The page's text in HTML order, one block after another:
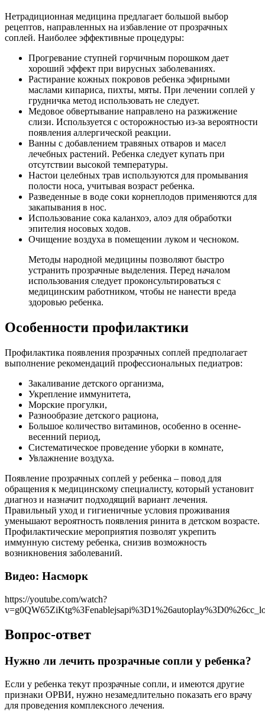
Нетрадиционная медицина предлагает большой выбор
рецептов, направленных на избавление от прозрачных
соплей. Наиболее эффективные процедуры:
Прогревание ступней горчичным порошком дает
хороший эффект при вирусных заболеваниях.
Растирание кожных покровов ребенка эфирными
маслами кипариса, пихты, мяты. При лечении соплей у
грудничка метод использовать не следует.
Медовое обвертывание направлено на разжижение
слизи. Используется с осторожностью из-за вероятности
появления аллергической реакции.
Ванны с добавлением травяных отваров и масел
лечебных растений. Ребенка следует купать при
отсутствии высокой температуры.
Настои целебных трав используются для промывания
полости носа, учитывая возраст ребенка.
Разведенные в воде соки корнеплодов применяются для
закапывания в нос.
Использование сока каланхоэ, алоэ для обработки
эпителия носовых ходов.
Очищение воздуха в помещении луком и чесноком.
Методы народной медицины позволяют быстро
устранить прозрачные выделения. Перед началом
использования следует проконсультироваться с
медицинским работником, чтобы не нанести вреда
здоровью ребенка.
Особенности профилактики
Профилактика появления прозрачных соплей предполагает
выполнение рекомендаций профессиональных педиатров:
Закаливание детского организма,
Укрепление иммунитета,
Морские прогулки,
Разнообразие детского рациона,
Большое количество витаминов, особенно в осенне-
весенний период,
Систематическое проведение уборки в комнате,
Увлажнение воздуха.
Появление прозрачных соплей у ребенка – повод для
обращения к медицинскому специалисту, который установит
диагноз и назначит подходящий вариант лечения.
Правильный уход и гигиеничные условия проживания
уменьшают вероятность появления ринита в детском возрасте.
Профилактические мероприятия позволят укрепить
иммунную систему ребенка, снизив возможность
возникновения заболеваний.
Видео: Насморк
https://youtube.com/watch?
Вопрос-ответ
Нужно ли лечить прозрачные сопли у ребенка?
Если у ребенка текут прозрачные сопли, и имеются другие
признаки ОРВИ, нужно незамедлительно показать его врачу
для проведения комплексного лечения.